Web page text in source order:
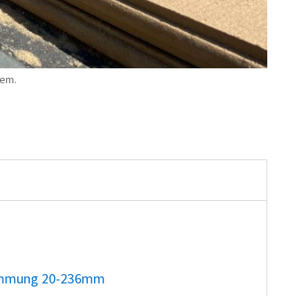
20-236mm